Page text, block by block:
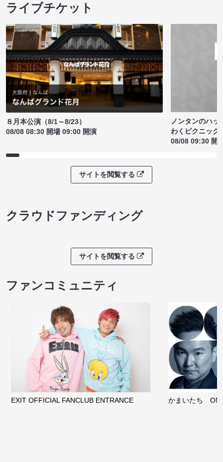
ライブチケット
８月本公演（8/1～8/23）
08/08 08:30 開場 09:00 開演
ノンタンのハッ
わくピクニック
08/08 09:30 開
サイトを閲覧する
クラウドファンディング
サイトを閲覧する
ファンコミュニティ
EXIT OFFICIAL FANCLUB ENTRANCE かまいたち